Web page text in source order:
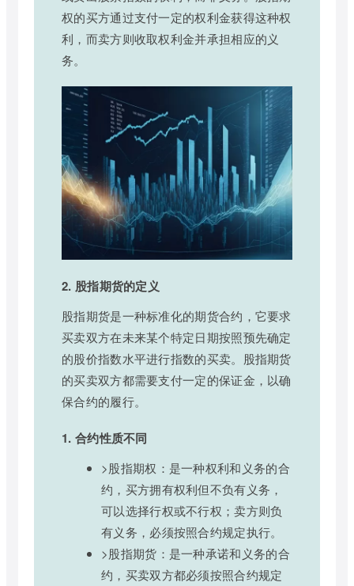
权的买方通过支付一定的权利金获得这种权
利，而卖方则收取权利金并承担相应的义
务。
2. 股指期货的定义
股指期货是一种标准化的期货合约，它要求
买卖双方在未来某个特定日期按照预先确定
的股价指数水平进行指数的买卖。股指期货
的买卖双方都需要支付一定的保证金，以确
保合约的履行。
1. 合约性质不同
>股指期权：是一种权利和义务的合
约，买方拥有权利但不负有义务，
可以选择行权或不行权；卖方则负
有义务，必须按照合约规定执行。
>股指期货：是一种承诺和义务的合
约，买卖双方都必须按照合约规定